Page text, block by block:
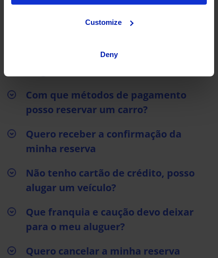
Customize
Deny
condução de estrangeiro?
Informação sobre as condições do
Com que métodos de pagamento
posso reservar um carro?
Quero receber a confirmação da
minha reserva
Não tenho cartão de crédito, posso
alugar um veículo?
Que franquia e caução devo deixar
para o meu aluguer?
Quero cancelar a minha reserva